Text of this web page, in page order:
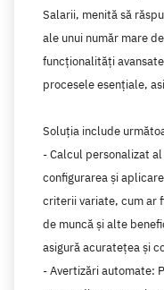
Salarii, menită să
ale unui număr mare
funcționalități
procesele esențiale,
Soluția include
- Calcul personalizat
configurarea și
criterii variate, cum ar
de muncă și alte
asigură acuratețea și
- Avertizări automate: